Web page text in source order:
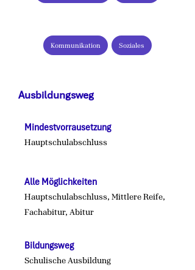
Kommunikation Soziales
Ausbildungsweg
Mindestvorrausetzung
Hauptschulabschluss
Alle Möglichkeiten
Hauptschulabschluss, Mittlere Reife,
Fachabitur, Abitur
Bildungsweg
Schulische Ausbildung